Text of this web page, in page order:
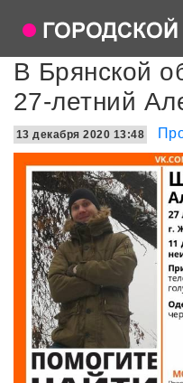
В Брянской
27-летний
13 декабря 2020 13:48